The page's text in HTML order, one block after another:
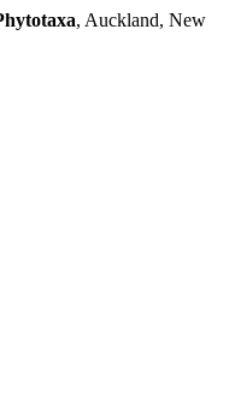
, Auckland, New